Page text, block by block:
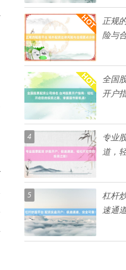
正规
险与
全国
开户
4
专业
道，
5
杠杆
速通